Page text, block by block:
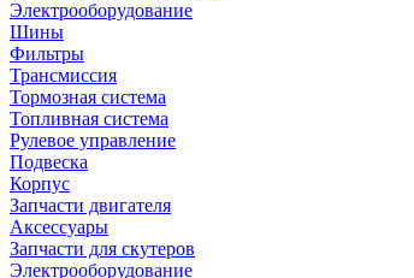
Электрооборудование
Шины
Фильтры
Трансмиссия
Тормозная система
Топливная система
Рулевое управление
Подвеска
Корпус
Запчасти двигателя
Аксессуары
Запчасти для скутеров
Электрооборудование